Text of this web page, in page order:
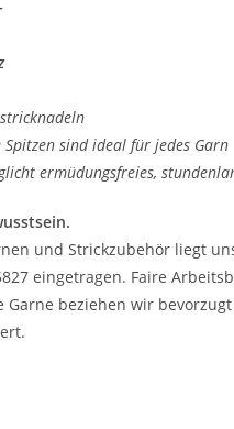
sind ideal für jedes Garn
ermüdungsfreies,
und Strickzubehör liegt
eingetragen. Faire
beziehen wir